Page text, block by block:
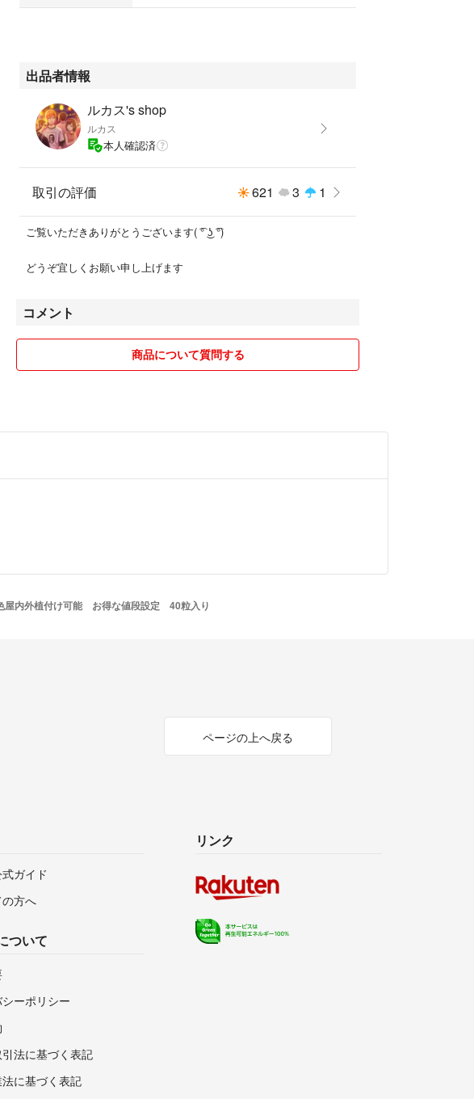
ご参考に【茶碗蓮の育て方】
す。
★定植 発芽から10日以降、浮き葉が開き、根が出たら定植のタイミン
グです。定植用のポットに濡れた土を入れ、1ポット1株植えて、水が
入った睡蓮鉢にそっと沈めます。定植後は土の表面から5〜10㎝程度
の水深を常に保ちながら、一日4時間以上の直射日光が当たる場所で
育てます。
★花を咲かせるには 立葉が数枚出たら蕾ができるサインなので、肥料
を与えましょう。初心者は市販の睡蓮用の肥料パックを使うと便利で
また、YouTubeで茶碗蓮と検索すれば、動画もたくさん出て来ます
屋内外どこでも出来ます
他の商品と同梱発送希望の方はコメント下さい
大量の方もコメント下さい、対応いたします
#パクチー
#無農薬栽培
出品者情報
ルカス's shop
ルカス
本人確認済
取引の評価 621 3 1
ご覧いただきありがとうございます( ͡° ͜ʖ ͡°)
どうぞ宜しくお願い申し上げます
コメント
商品について質問する
内外植付け可能 お得な値段設定 40粒入り
ページの上へ戻る
ガイド
方へ
ついて
ーポリシー
法に基づく表記
に基づく表記
リンク